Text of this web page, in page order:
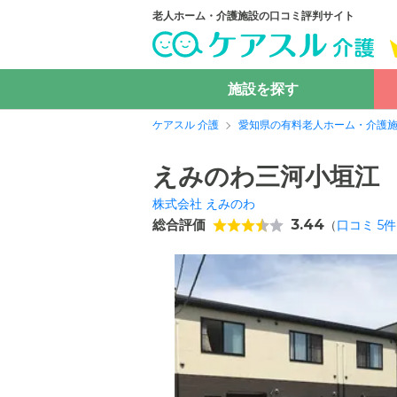
老人ホーム・介護施設の口コミ評判サイト
施設を探す
ケアスル 介護 愛知県の有料老人ホーム・介護
えみのわ三河小垣江
株式会社 えみのわ
総合評価 3.44 （口コミ 5件